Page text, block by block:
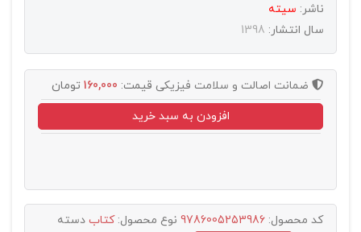
ناشر: سيته
سال انتشار: 1398
ضمانت اصالت و سلامت فیزیکی قیمت: 160,000 تومان
افزودن به سبد خرید
کد محصول: 9786005253986 نوع محصول:کتاب دسته